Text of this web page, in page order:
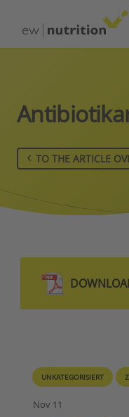
TO THE ARTICLE
UNKATEGORISIERT
Nov 11